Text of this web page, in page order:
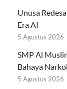
Unusa
Era AI
5 Agustus 2026
SMP Al
Bahaya
5 Agustus 2026